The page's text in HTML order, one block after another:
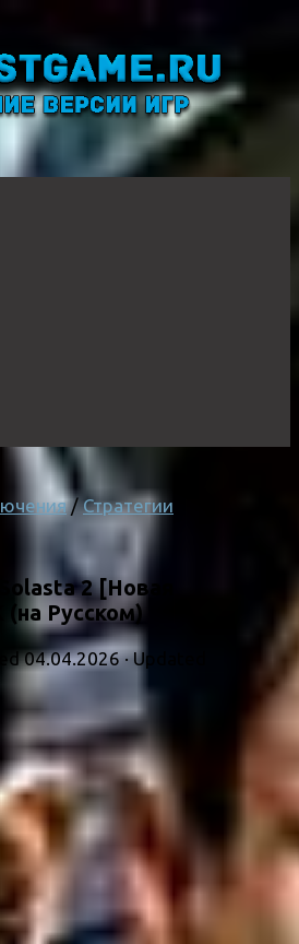
/ Стратегии
2 [Новая
Русском)
04.04.2026· Updated